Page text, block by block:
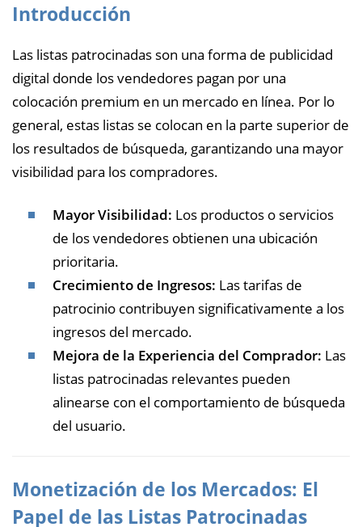
Introducción
Las listas patrocinadas son una forma de publicidad
digital donde los vendedores pagan por una
colocación premium en un mercado en línea. Por lo
general, estas listas se colocan en la parte superior de
los resultados de búsqueda, garantizando una mayor
visibilidad para los compradores.
Mayor Visibilidad: Los productos o servicios
de los vendedores obtienen una ubicación
prioritaria.
Crecimiento de Ingresos: Las tarifas de
patrocinio contribuyen significativamente a los
ingresos del mercado.
Mejora de la Experiencia del Comprador: Las
listas patrocinadas relevantes pueden
alinearse con el comportamiento de búsqueda
del usuario.
Monetización de los Mercados: El
Papel de las Listas Patrocinadas